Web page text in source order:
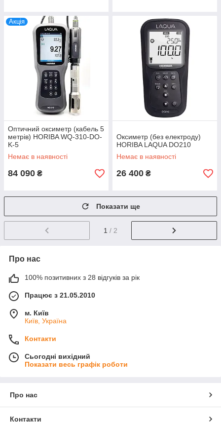
Акція
Оптичний оксиметр (кабель 5
метрів) HORIBA WQ-310-DO-
K-5
Немає в наявності
84 090 ₴
Оксиметр (без електроду)
HORIBA LAQUA DO210
Немає в наявності
26 400 ₴
Показати ще
1 / 2
Про нас
100% позитивних з 28 відгуків за рік
Працює з 21.05.2010
м. Київ
Київ, Україна
Контакти
Сьогодні вихідний
Показати весь графік роботи
Про нас
Контакти